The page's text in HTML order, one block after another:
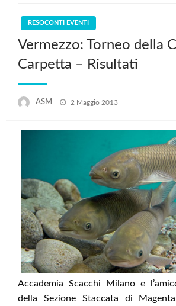
RESOCONTI EVENTI
Vermezzo: Torneo della
Carpetta – Risultati
ASM
Posted
2 Maggio 2013
Accademia Scacchi Milano e
della Sezione Staccata di